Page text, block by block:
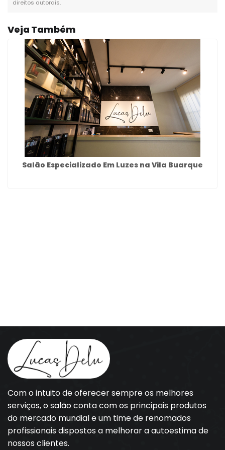
direitos autorais.
Veja Também
Salão Especializado Em Luzes na Vila Buarque
Com o intuito de oferecer sempre os melhores
serviços, o salão conta com os principais produtos
do mercado mundial e um time de renomados
profissionais dispostos a melhorar a autoestima de
nossos clientes.